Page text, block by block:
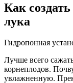
Как
лука
Гидропонная
Лучше всего
корнеплодов.
увлажненную.